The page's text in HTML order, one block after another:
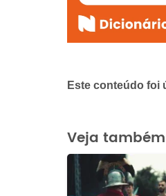
Este conteúdo foi
Este conteúdo
Este conteúdo
Outro
Veja também